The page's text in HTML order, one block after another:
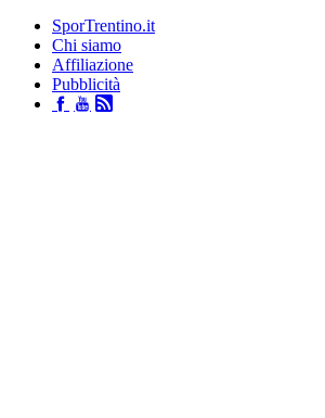
SporTrentino.it
Chi siamo
Affiliazione
Pubblicità